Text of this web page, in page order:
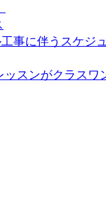
事に伴うスケジ
ッスンがクラスワ